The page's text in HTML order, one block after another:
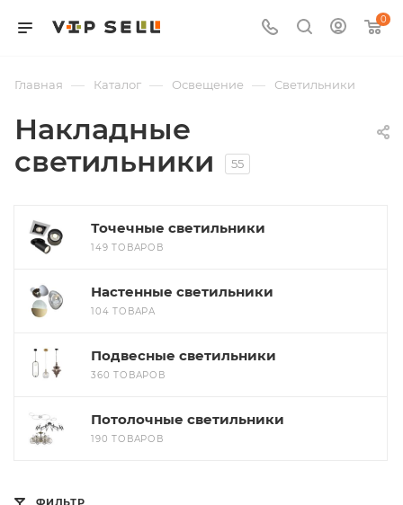
0
Главная — Каталог — Освещение — Светильники
Накладные
светильники
55
Точечные светильники
149 ТОВАРОВ
Настенные светильники
104 ТОВАРА
Подвесные светильники
360 ТОВАРОВ
Потолочные светильники
190 ТОВАРОВ
ФИЛЬТР